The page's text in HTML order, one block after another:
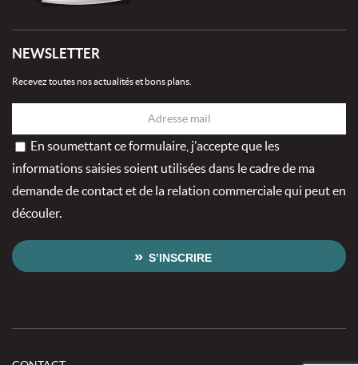
NEWSLETTER
Recevez toutes nos actualités et bons plans.
En soumettant ce formulaire, j'accepte que les
informations saisies soient utilisées dans le cadre de ma
demande de contact et de la relation commerciale qui peut en
découler.
S’INSCRIRE